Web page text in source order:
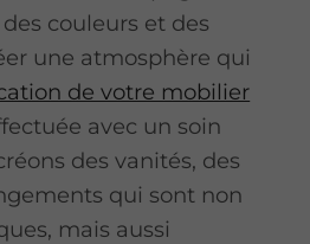
couleurs et des
une atmosphère qui
de votre mobilier
avec un soin
des vanités, des
qui sont non
mais aussi